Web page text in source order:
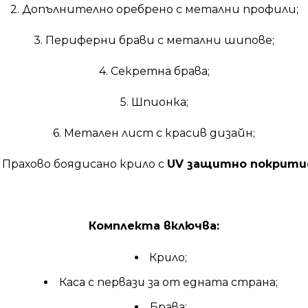
2. Допълнително оребрено с метални профили;
3. Периферни брави с метални шипове;
4. Секретна брава;
5. Шпионка;
6. Метален лист с красив дизайн;
Прахово боядисано крило с UV защитно
Комплекта включва:
Крило;
Каса с первази за от едната страна;